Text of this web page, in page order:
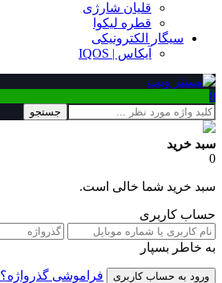
قلیان شارژی
قطره لیکوا
سیگار الکترونیکی
آیکاس | IQOS
0
جستجو
سبد خرید
0
سبد خرید شما خالی است.
حساب کاربری
به خاطر بسپار
فراموشی گذرواژه؟